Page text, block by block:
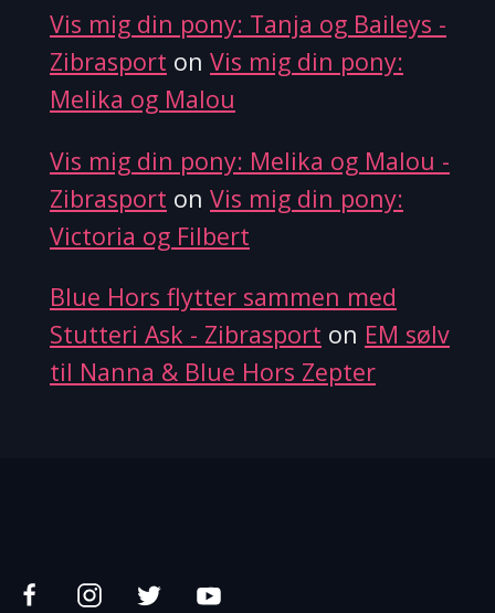
Vis mig din pony: Tanja og Baileys -
Zibrasport on Vis mig din pony:
Melika og Malou
Vis mig din pony: Melika og Malou -
Zibrasport on Vis mig din pony:
Victoria og Filbert
Blue Hors flytter sammen med
Stutteri Ask - Zibrasport on EM sølv
til Nanna & Blue Hors Zepter